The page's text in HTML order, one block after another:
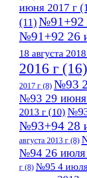
июня 2017 г
(11)№91+92
№91+92 26
18 августа
2016 г (16)
2017 г (8) №93
№93 29 июня
2013 г (10)
№93+94 28
августа 2013 г (8)
№94 26 июля
г (8) №95 4